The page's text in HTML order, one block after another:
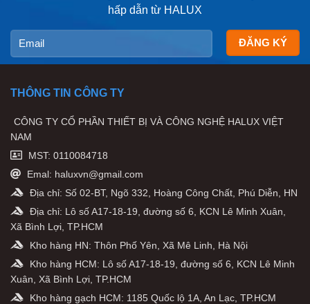
hấp dẫn từ HALUX
THÔNG TIN CÔNG TY
CÔNG TY CỔ PHẦN THIẾT BỊ VÀ CÔNG NGHỆ HALUX VIỆT
NAM
MST: 0110084718
Emal: haluxvn@gmail.com
Địa chỉ: Số 02-BT, Ngõ 332, Hoàng Công Chất, Phú Diễn, HN
Địa chỉ: Lô số A17-18-19, đường số 6, KCN Lê Minh Xuân,
Xã Bình Lợi, TP.HCM
Kho hàng HN: Thôn Phố Yên, Xã Mê Linh, Hà Nội
Kho hàng HCM: Lô số A17-18-19, đường số 6, KCN Lê Minh
Xuân, Xã Bình Lợi, TP.HCM
Kho hàng gạch HCM: 1185 Quốc lộ 1A, An Lạc, TP.HCM